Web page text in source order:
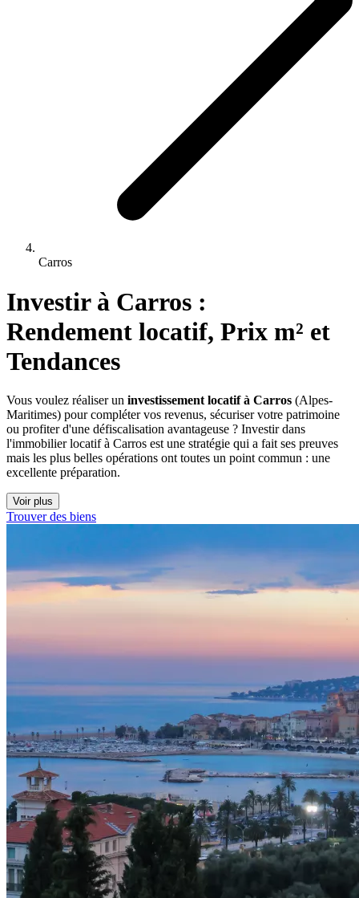
Carros
Investir à Carros :
Rendement locatif, Prix m² et
Tendances
Vous voulez réaliser un investissement locatif à Carros (Alpes-
Maritimes) pour compléter vos revenus, sécuriser votre patrimoine
ou profiter d'une défiscalisation avantageuse ? Investir dans
l'immobilier locatif à Carros est une stratégie qui a fait ses preuves
mais les plus belles opérations ont toutes un point commun : une
excellente préparation.
Voir plus
Trouver des biens